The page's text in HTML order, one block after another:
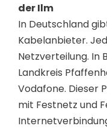
der Ilm
In Deutschland
Kabelanbieter.
Netzverteilung. In
Landkreis
Vodafone. Dieser
mit Festnetz und